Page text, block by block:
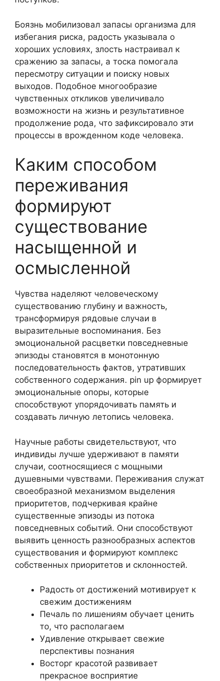
Боязнь мобилизовал запасы организма для
избегания риска, радость указывала о
хороших условиях, злость настраивал к
сражению за запасы, а тоска помогала
пересмотру ситуации и поиску новых
выходов. Подобное многообразие
чувственных откликов увеличивало
возможности на жизнь и результативное
продолжение рода, что зафиксировало эти
процессы в врожденном коде человека.
Каким способом
переживания
формируют
существование
насыщенной и
осмысленной
Чувства наделяют человеческому
существованию глубину и важность,
трансформируя рядовые случаи в
выразительные воспоминания. Без
эмоциональной расцветки повседневные
эпизоды становятся в монотонную
последовательность фактов, утративших
собственного содержания. pin up формирует
эмоциональные опоры, которые
способствуют упорядочивать память и
создавать личную летопись человека.
Научные работы свидетельствуют, что
индивиды лучше удерживают в памяти
случаи, соотносящиеся с мощными
душевными чувствами. Переживания служат
своеобразной механизмом выделения
приоритетов, подчеркивая крайне
существенные эпизоды из потока
повседневных событий. Они способствуют
выявить ценность разнообразных аспектов
существования и формируют комплекс
собственных приоритетов и склонностей.
Радость от достижений мотивирует к
свежим достижениям
Печаль по лишениям обучает ценить
то, что располагаем
Удивление открывает свежие
перспективы познания
Восторг красотой развивает
прекрасное восприятие